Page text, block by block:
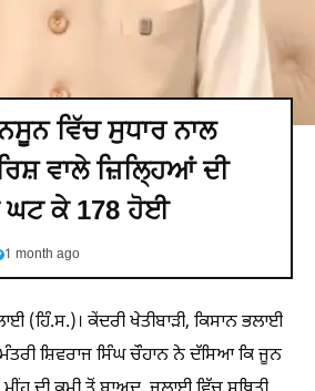
ਵਿੱਚ ਸੁਧਾਰ ਨਾਲ
ਵਾਲੇ ਜ਼ਿਲ੍ਹਿਆਂ ਦੀ
ਘਟ ਕੇ 178 ਹੋਈ
1 month ago
(ਹਿੰ.ਸ.)। ਕੇਂਦਰੀ ਖੇਤੀਬਾੜੀ, ਕਿਸਾਨ ਭਲਾਈ
ਸ਼ਿਵਰਾਜ ਸਿੰਘ ਚੌਹਾਨ ਨੇ ਦੱਸਿਆ ਕਿ ਜੂਨ